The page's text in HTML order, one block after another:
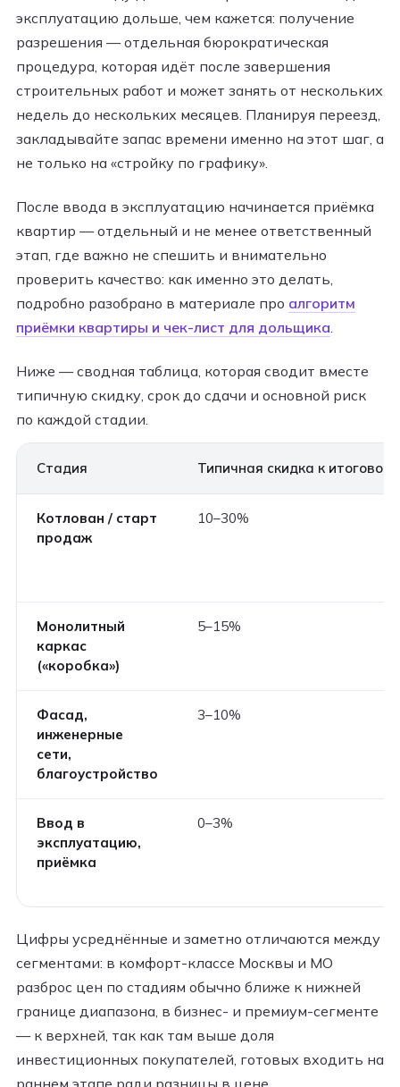
эксплуатацию дольше, чем кажется: получение
разрешения — отдельная бюрократическая
процедура, которая идёт после завершения
строительных работ и может занять от нескольких
недель до нескольких месяцев. Планируя переезд,
закладывайте запас времени именно на этот шаг, а
не только на «стройку по графику».
После ввода в эксплуатацию начинается приёмка
квартир — отдельный и не менее ответственный
этап, где важно не спешить и внимательно
проверить качество: как именно это делать,
подробно разобрано в материале про алгоритм
приёмки квартиры и чек-лист для дольщика
Ниже — сводная таблица, которая сводит вместе
типичную скидку, срок до сдачи и основной риск
по каждой стадии.
Стадия Типичная скидка к итоговой
Котлован / старт
продаж
10–30%
Монолитный
каркас
(«коробка»)
5–15%
Фасад,
инженерные
сети,
благоустройство
3–10%
Ввод в
эксплуатацию,
приёмка
0–3%
Цифры усреднённые и заметно отличаются между
сегментами: в комфорт-классе Москвы и МО
разброс цен по стадиям обычно ближе к нижней
границе диапазона, в бизнес- и премиум-сегменте
— к верхней, так как там выше доля
инвестиционных покупателей, готовых входить на
раннем этапе ради разницы в цене.